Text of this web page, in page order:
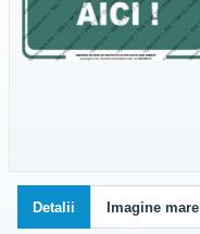
Detalii Imagine mare